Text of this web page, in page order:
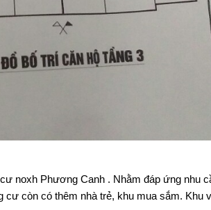
noxh Phương Canh. Nhằm đáp ứng nhu
còn có thêm nhà trẻ, khu mua sắm. Khu